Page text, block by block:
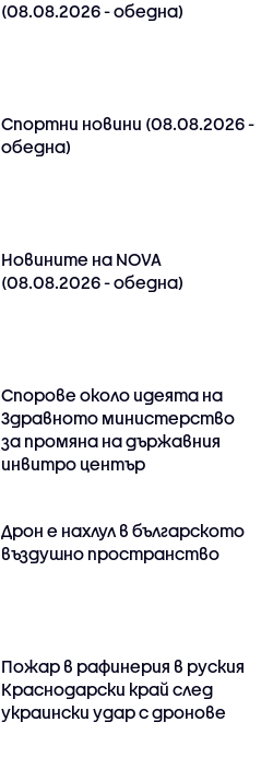
(08.08.2026 - обедна)
Спортни новини (08.08.2026 -
обедна)
Новините на NOVA
(08.08.2026 - обедна)
Спорове около идеята на
Здравното министерство
за промяна на държавния
инвитро център
Дрон е нахлул в българското
въздушно пространство
Пожар в рафинерия в руския
Краснодарски край след
украински удар с дронове